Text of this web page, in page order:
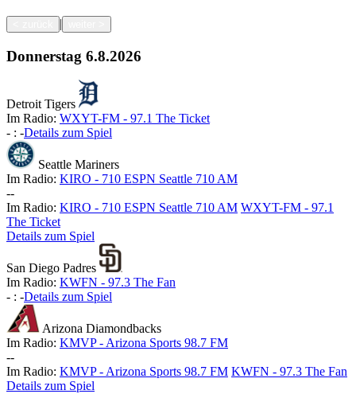
|
Donnerstag 6.8.2026
Detroit Tigers
Im Radio: WXYT-FM - 97.1 The Ticket
- : -Details zum Spiel
Seattle Mariners
Im Radio: KIRO - 710 ESPN Seattle 710 AM
--
Im Radio: KIRO - 710 ESPN Seattle 710 AM WXYT-FM - 97.1
The Ticket
Details zum Spiel
San Diego Padres
Im Radio: KWFN - 97.3 The Fan
- : -Details zum Spiel
Arizona Diamondbacks
Im Radio: KMVP - Arizona Sports 98.7 FM
--
Im Radio: KMVP - Arizona Sports 98.7 FM KWFN - 97.3 The Fan
Details zum Spiel